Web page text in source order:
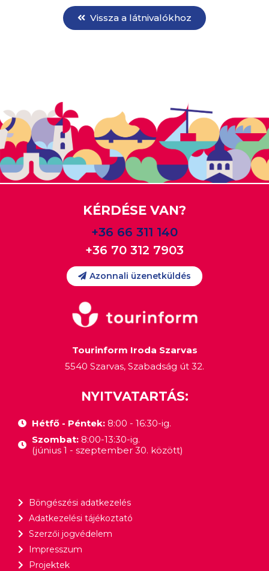
Vissza a látnivalókhoz
KÉRDÉSE VAN?
+36 66 311 140
+36 70 312 7903
Azonnali üzenetküldés
Tourinform Iroda Szarvas
5540 Szarvas, Szabadság út 32.
NYITVATARTÁS:
Hétfő - Péntek:8:00 - 16:30-ig.
Szombat: 8:00-13:30-ig.
(június 1 - szeptember 30. között)
Böngészési adatkezelés
Adatkezelési tájékoztató
Szerzői jogvédelem
Impresszum
Projektek